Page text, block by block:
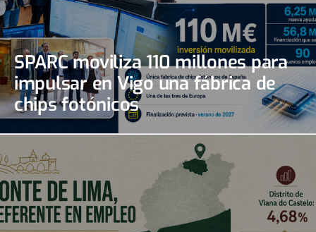
SPARC moviliza 110 millones para
impulsar en Vigo una fábrica de
chips fotónicos